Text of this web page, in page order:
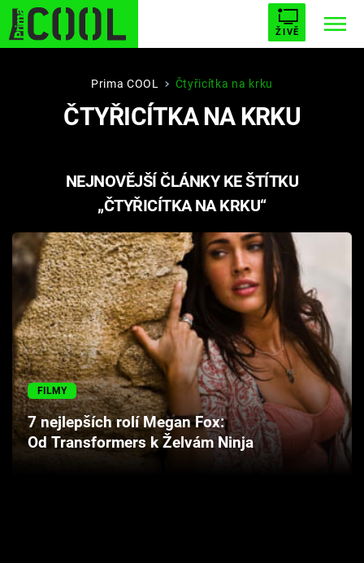
ŽIVĚ
STARHOUSE BUFFY, PŘEMOŽITELKA UPÍRŮ
PLNEJ KOTEL AVENGERS 5
Filmy
Seriály
Hry
Cool Esport
Pořady
TV Program
Prima COOL Čtyřicítka na krku
ČTYŘICÍTKA NA KRKU
NEJNOVĚJŠÍ ČLÁNKY KE ŠTÍTKU
„ČTYŘICÍTKA NA KRKU“
FILMY
7 nejlepších rolí Megan Fox:
Od Transformers k Želvám Ninja